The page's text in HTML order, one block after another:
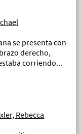
se presenta con
derecho,
corriendo...
Rebecca